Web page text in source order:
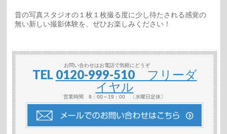
昔の写真スタジオの１枚１枚撮る度に少し待たされる感覚の
無い新しい撮影体験を、ぜひお楽しみください！
お問い合わせはお電話で気軽にどうぞ
TEL 0120-999-510 フリーダ
イヤル
営業時間 9：00～19：00 〔水曜日定休〕